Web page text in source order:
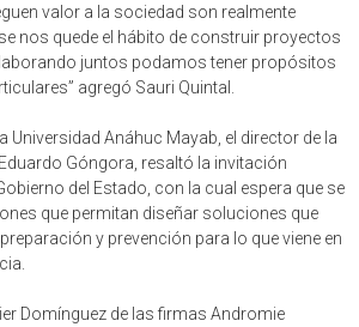
valor a la sociedad son realmente
nos quede el hábito de construir proyectos
juntos podamos tener propósitos
agregó Sauri Quintal.
Universidad Anáhuc Mayab, el director de la
Góngora, resaltó la invitación
del Estado, con la cual espera que se
que permitan diseñar soluciones que
y prevención para lo que viene en
Domínguez de las firmas Andromie